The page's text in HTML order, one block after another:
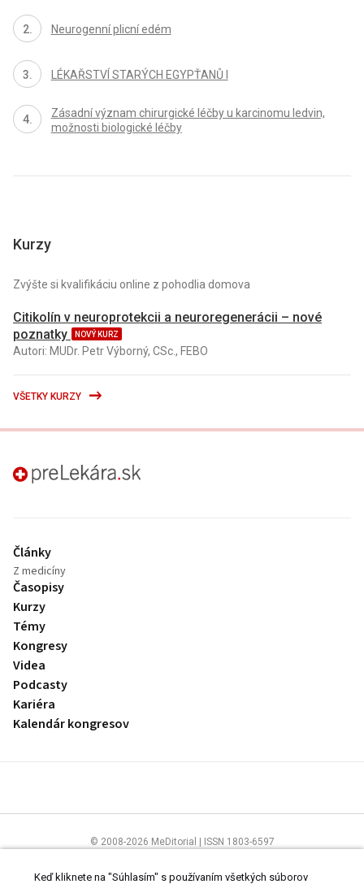
Neurogenní plicní edém
LÉKAŘSTVÍ STARÝCH EGYPŤANŮ I
Zásadní význam chirurgické léčby u karcinomu ledvin,
možnosti biologické léčby
Kurzy
Zvýšte si kvalifikáciu online z pohodlia domova
Citikolín v neuroprotekcii a neuroregenerácii – nové
poznatky
NOVÝ KURZ
Autori: MUDr. Petr Výborný, CSc., FEBO
VŠETKY KURZY
preLekára.sk
Články
Z medicíny
Časopisy
Kurzy
Témy
Kongresy
Videa
Podcasty
Kariéra
Kalendár kongresov
© 2008-2026 MeDitorial | ISSN 1803-6597
ČítajteprehlásenieaZásady spracovania osobných údajov
Keď kliknete na "Súhlasím" s používaním všetkých súborov